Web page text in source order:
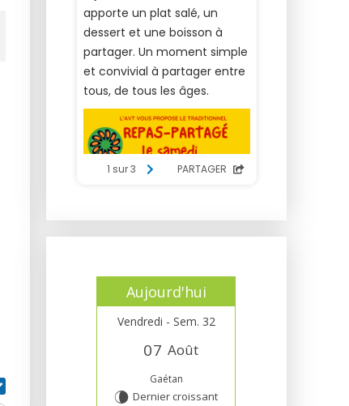
Aujourd'hui
Vendredi - Sem. 32
07 Août
Gaétan
V Dernier croissant